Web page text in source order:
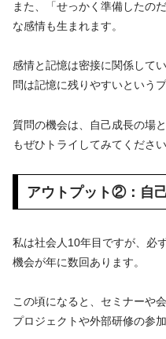
また、「せっかく準備したの
な感情も生まれます。
感情と記憶は密接に関係して
問は記憶に残りやすいという
質問の機会は、自己成長の場
もぜひトライしてみてください
アウトプット②：自
私は社会人10年目ですが、必
機会が年に数回あります。
この頃になると、セミナーや
プロジェクトや外部研修の参